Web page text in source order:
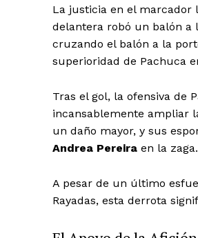
La justicia en el marcador
delantera robó un balón a
cruzando el balón a la
superioridad de Pachuca
Tras el gol, la ofensiva de
incansablemente ampliar
un daño mayor, y sus
Andrea Pereira en la zaga.
A pesar de un último
Rayadas, esta derrota